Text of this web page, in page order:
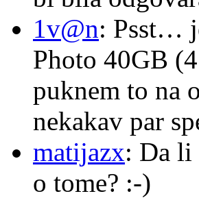
1v@n: Psst…
Photo 40GB
puknem to na
nekakav par
matijazx: Da li
o tome? :-)